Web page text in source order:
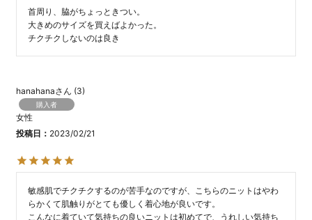
首周り、脇がちょっときつい。
大きめのサイズを買えばよかった。
チクチクしないのは良き
hanahana 3
購入者
女性
投稿日
2023/02/21
敏感肌でチクチクするのが苦手なのですが、こちらのニットはやわ
らかくて肌触りがとても優しく着心地が良いです。
こんなに着ていて気持ちの良いニットは初めてで、うれしい気持ち